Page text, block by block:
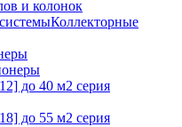
и колонок
Коллекторные
до 40 м2 серия
до 55 м2 серия